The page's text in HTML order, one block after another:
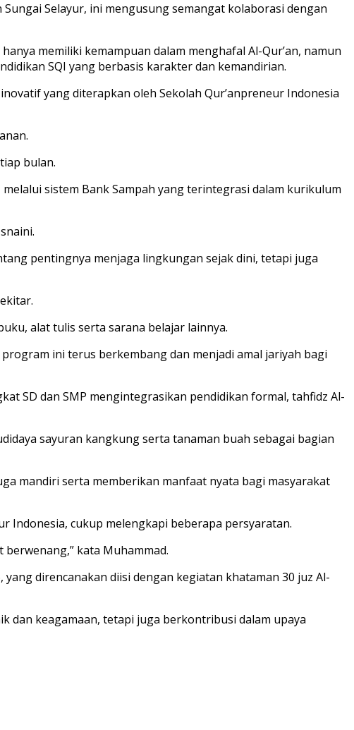
Selayur, ini mengusung semangat kolaborasi dengan
memiliki kemampuan dalam menghafal Al-Qur’an, namun
SQI yang berbasis karakter dan kemandirian.
yang diterapkan oleh Sekolah Qur’anpreneur Indonesia
bulan.
sistem Bank Sampah yang terintegrasi dalam kurikulum
pentingnya menjaga lingkungan sejak dini, tetapi juga
alat tulis serta sarana belajar lainnya.
ini terus berkembang dan menjadi amal jariyah bagi
SD dan SMP mengintegrasikan pendidikan formal, tahfidz Al-
sayuran kangkung serta tanaman buah sebagai bagian
mandiri serta memberikan manfaat nyata bagi masyarakat
Indonesia, cukup melengkapi beberapa persyaratan.
kata Muhammad.
direncanakan diisi dengan kegiatan khataman 30 juz Al-
dan keagamaan, tetapi juga berkontribusi dalam upaya